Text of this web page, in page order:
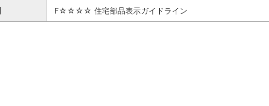
F☆☆☆☆ 住宅部品表示ガイドライン